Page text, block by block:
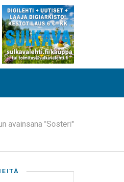
avainsana "Sosteri"